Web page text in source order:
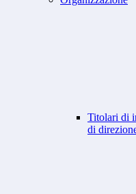
Titolari di
di